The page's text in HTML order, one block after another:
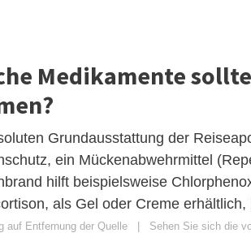
Medikamente
Grundausstattung der
ein Mückenabwehrmittel
hilft beispielsweise
als Gel oder Creme
auf Entfernung der Quelle Sehen Sie sich die